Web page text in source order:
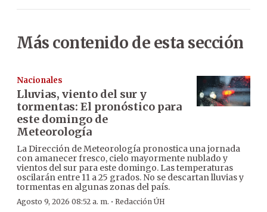
Más contenido de esta sección
Nacionales
Lluvias, viento del sur y
tormentas: El pronóstico para
este domingo de
Meteorología
La Dirección de Meteorología pronostica una jornada
con amanecer fresco, cielo mayormente nublado y
vientos del sur para este domingo. Las temperaturas
oscilarán entre 11 a 25 grados. No se descartan lluvias y
tormentas en algunas zonas del país.
Agosto 9, 2026 08:52 a. m. · Redacción ÚH